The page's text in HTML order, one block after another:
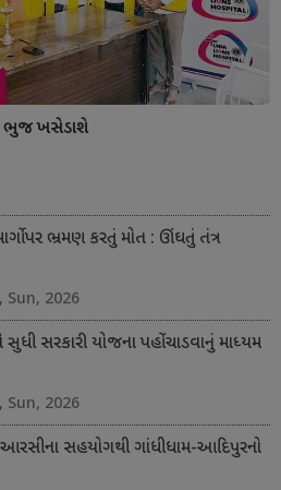
ભુજ ખસેડાશે
પર ભ્રમણ કરતું મોત : ઊંઘતું તંત્ર
Sun, 2026
સરકારી યોજના પહોંચાડવાનું માધ્યમ
Sun, 2026
સહયોગથી ગાંધીધામ-આદિપુરનો